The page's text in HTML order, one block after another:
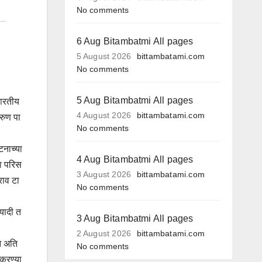
पा
परिस
टा
त
अति
No comments
6 Aug Bitambatmi All pages
5 August 2026
bittambatami.com
No comments
5 Aug Bitambatmi All pages
4 August 2026
bittambatami.com
No comments
4 Aug Bitambatmi All pages
3 August 2026
bittambatami.com
No comments
3 Aug Bitambatmi All pages
2 August 2026
bittambatami.com
No comments